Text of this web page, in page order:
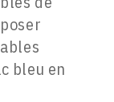
bleu en